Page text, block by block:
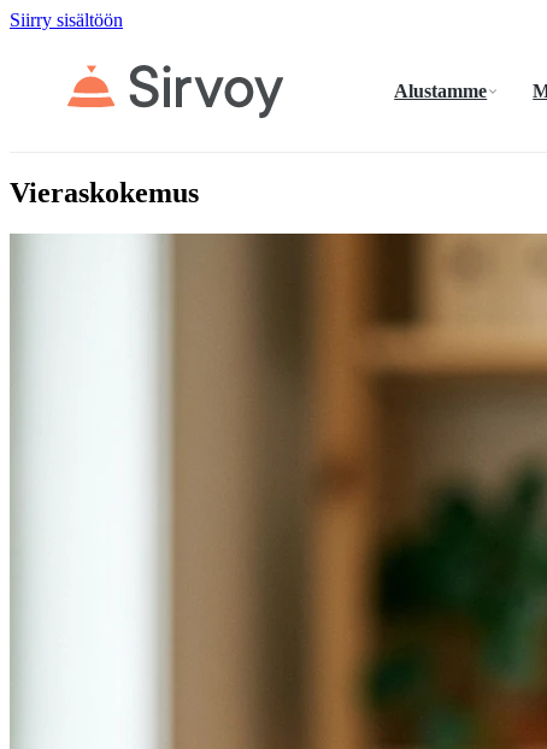
Siirry sisältöön
Alustamme
Vieraskokemus